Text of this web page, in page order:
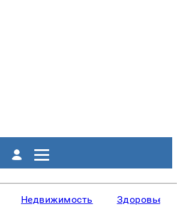
Недвижимость Здоровье